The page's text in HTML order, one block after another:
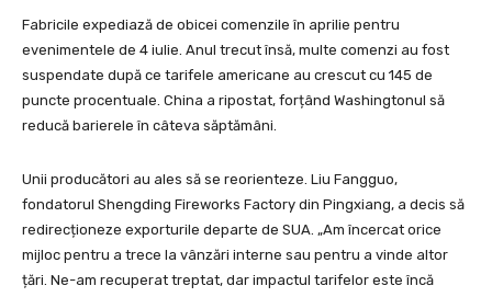
Fabricile expediază de obicei comenzile în aprilie pentru
evenimentele de 4 iulie. Anul trecut însă, multe comenzi au fost
suspendate după ce tarifele americane au crescut cu 145 de
puncte procentuale. China a ripostat, forțând Washingtonul să
reducă barierele în câteva săptămâni.
Unii producători au ales să se reorienteze. Liu Fangguo,
fondatorul Shengding Fireworks Factory din Pingxiang, a decis să
redirecționeze exporturile departe de SUA. „Am încercat orice
mijloc pentru a trece la vânzări interne sau pentru a vinde altor
țări. Ne-am recuperat treptat, dar impactul tarifelor este încă